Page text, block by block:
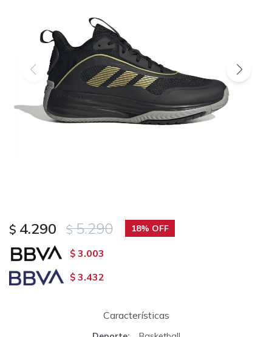
$ 4.290 $ 5.290 18
$ 3.003
$ 3.432
Características